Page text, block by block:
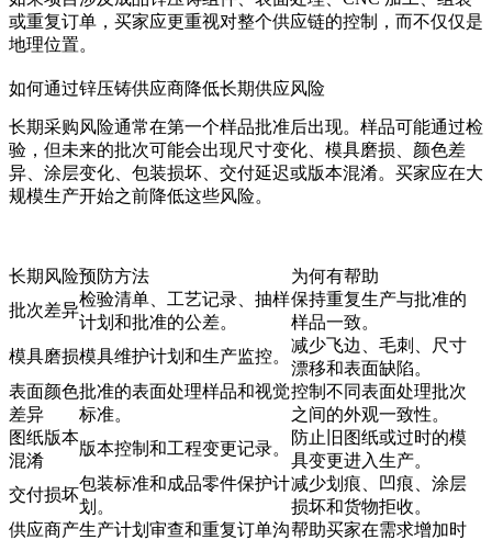
或重复订单，买家应更重视对整个供应链的控制，而不仅仅是
地理位置。
如何通过锌压铸供应商降低长期供应风险
长期采购风险通常在第一个样品批准后出现。样品可能通过检
验，但未来的批次可能会出现尺寸变化、模具磨损、颜色差
异、涂层变化、包装损坏、交付延迟或版本混淆。买家应在大
规模生产开始之前降低这些风险。
长期风险预防方法
为何有帮助
批次差异
检验清单、工艺记录、抽样
计划和批准的公差。
保持重复生产与批准的
样品一致。
模具磨损模具维护计划和生产监控。
减少飞边、毛刺、尺寸
漂移和表面缺陷。
表面颜色
差异
批准的表面处理样品和视觉
标准。
控制不同表面处理批次
之间的外观一致性。
图纸版本
混淆
版本控制和工程变更记录。
防止旧图纸或过时的模
具变更进入生产。
交付损坏
包装标准和成品零件保护计
划。
减少划痕、凹痕、涂层
损坏和货物拒收。
供应商产生产计划审查和重复订单沟帮助买家在需求增加时